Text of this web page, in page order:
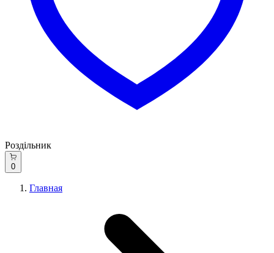
Роздільник
0
Главная